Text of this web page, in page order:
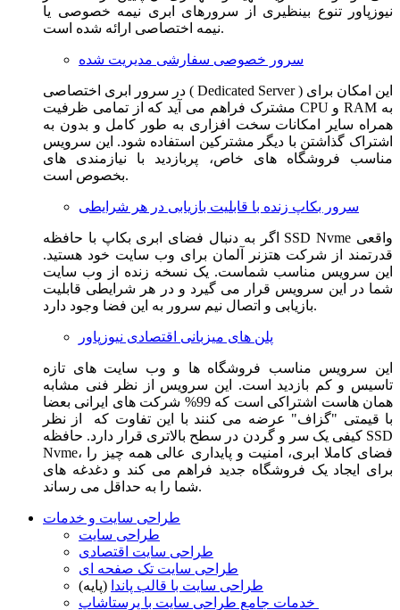
نیوزپاور تنوع بینظیری از سرورهای ابری نیمه خصوصی یا
نیمه اختصاصی ارائه شده است.
سرور خصوصی سفارشی مدیریت شده
در سرور ابری اختصاصی ( Dedicated Server ) این امکان برای
مشترک فراهم می آید که از تمامی ظرفیت CPU و RAM به
همراه سایر امکانات سخت افزاری به طور کامل و بدون به
اشتراک گذاشتن با دیگر مشترکین استفاده شود. این سرویس
مناسب فروشگاه های خاص، پربازدید با نیازمندی های
بخصوص است.
سرور بکاپ زنده با قابلیت بازیابی در هر شرایطی
اگر به دنبال فضای ابری بکاپ با حافظه SSD Nvme واقعی
قدرتمند از شرکت هتزنر آلمان برای وب سایت خود هستید.
این سرویس مناسب شماست. یک نسخه زنده از وب سایت
شما در این سرویس قرار می گیرد و در هر شرایطی قابلیت
بازیابی و اتصال نیم سرور به این فضا وجود دارد.
پلن های میزبانی اقتصادی نیوزپاور
این سرویس مناسب فروشگاه ها و وب سایت های تازه
تاسیس و کم بازدید است. این سرویس از نظر فنی مشابه
همان هاست اشتراکی است که 99% شرکت های ایرانی بعضا
با قیمتی "گزاف" عرضه می کنند با این تفاوت که از نظر
کیفی یک سر و گردن در سطح بالاتری قرار دارد. حافظه SSD
Nvme، فضای کاملا ابری، امنیت و پایداری عالی همه چیز را
برای ایجاد یک فروشگاه جدید فراهم می کند و دغدغه های
شما را به حداقل می رساند.
طراحی سایت و خدمات
طراحی سایت
طراحی سایت اقتصادی
طراحی سایت تک صفحه ای
طراحی سایت با قالب پاندا (پایه)